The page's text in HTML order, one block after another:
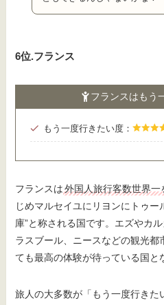
6位.フランス
フランスはもう
もう一度行きたい度：
フランスは 外国人旅行客数世界一
じめマルセイユにリヨンにトゥー
庫”と称される国です。エズやカ
ラスブール、ニースなどの観光
ても最高の体験が待っている国と
旅人の大多数が「もう一度行きた